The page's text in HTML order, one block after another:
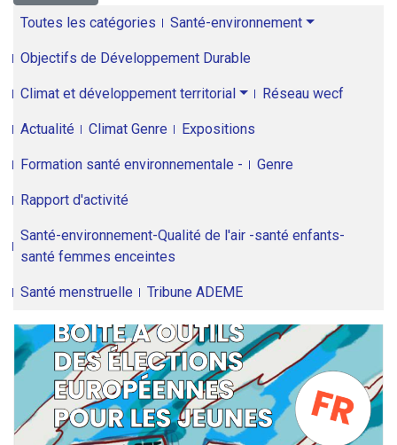
Toutes les catégories Santé-environnement
Objectifs de Développement Durable
Climat et développement territorial Réseau wecf
Actualité Climat Genre Expositions
Formation santé environnementale - Genre
Rapport d'activité
Santé-environnement-Qualité de l'air -santé enfants-
santé femmes enceintes
Santé menstruelle Tribune ADEME